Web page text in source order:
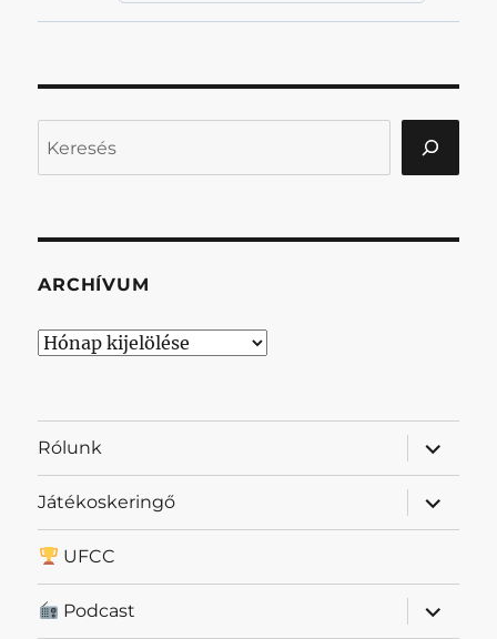
ARCHÍVUM
Archívum
Rólunk
almenü
Játékoskeringő
almenü
UFCC
Podcast
almenü